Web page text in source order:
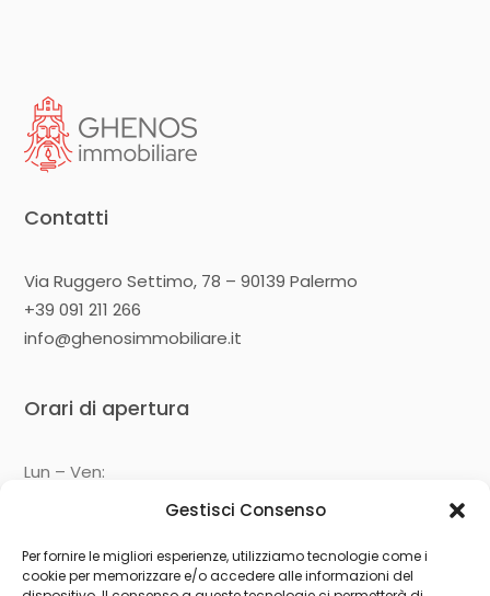
Gestisci Consenso
Per fornire le migliori esperienze, utilizziamo tecnologie come i
cookie per memorizzare e/o accedere alle informazioni del
Contatti
Via Ruggero Settimo, 78 – 90139 Palermo
+39 091 211 266
info@ghenosimmobiliare.it
Orari di apertura
Lun – Ven: